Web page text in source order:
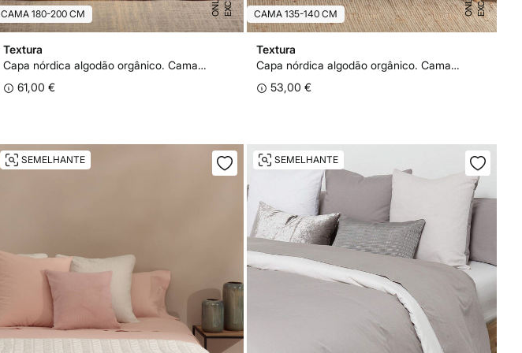
CAMA 180-200 CM
Textura
Capa nórdica algodão orgânico. Cama 180-200 cm.
61,00 €
CAMA 135-140 CM
Textura
Capa nórdica algodão orgânico. Cama 135-140 cm.
53,00 €
SEMELHANTE SEMELHANTE